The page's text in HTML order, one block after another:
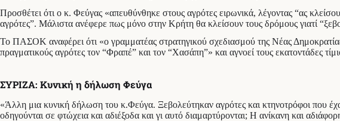
Προσθέτει ότι ο κ. Φεύγας «απευθύνθηκε στους αγρότες ειρωνικά, λέγοντας “ας
αγρότες”. Μάλιστα ανέφερε πως μόνο στην Κρήτη θα κλείσουν τους δρόμους γιατί
Το ΠΑΣΟΚ αναφέρει ότι «ο γραμματέας στρατηγικού σχεδιασμού της Νέας
πραγματικούς αγρότες τον “Φραπέ” και τον “Χασάπη”» και αγνοεί τους εκατοντάδες
ΣΥΡΙΖΑ: Κυνική η δήλωση Φεύγα
«Άλλη μια κυνική δήλωση του κ.Φεύγα. Ξεβολεύτηκαν αγρότες και κτηνοτρόφοι που
οδηγούνται σε φτώχεια και αδιέξοδα και γι αυτό διαμαρτύρονται; Η ανίκανη και